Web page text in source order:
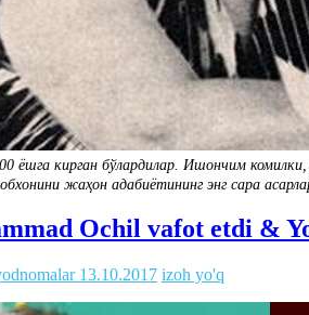
ёшга кирган бўлардилар. Ишончим
жаҳон адабиётининг энг сара
Ochil vafot etdi &
13.10.2017 izoh yo'q